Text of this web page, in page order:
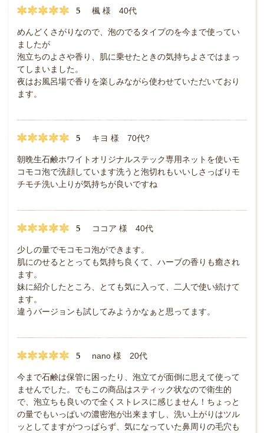
5 楓 様 40代
めんどくさがりなので、泡のでるタイプのを今まで使ってい
ましたが
泡立ちのよさや香り、肌に乗せたときの気持ちよさではまっ
てしまいました。
夜はお風呂場で香りを楽しみながら使わせていただいており
ます。
5 キヨ 様 70代?
朝晩生石鹸ホワイトオリジナルステック専用ネットを使いモ
コモコ泡で洗顔しています洗うと泡切れもいいしさっぱりモ
チモチ洗い上りが気持ちが良いですね
5 ココア 様 40代
少しの量でモコモコ泡ができます。
肌にのせるととっても気持ち良くて、ハーブの香りも癒され
ます。
妹に紹介したところ、とても気に入って、二人で使い続けて
ます。
違うバージョンも試してみようかなぁと思ってます。
5 nano 様 20代
今まで石鹸は保管に困ったり、泡立てが面倒に思えて使って
ませんでした。でもこの商品はスティック状なので衛生的
で、泡立ちも良いので全くストレスに感じません！ちょっと
の量でもいっぱいの濃密泡が出来ますし、洗い上がりはツル
ッとしてますがつっぱらず、気になっていた鼻周りの毛穴も